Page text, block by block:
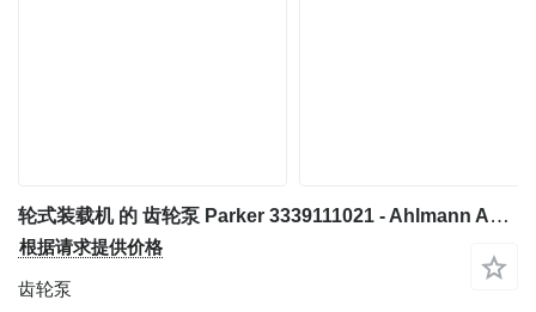
轮式装载机 的 齿轮泵 Parker 3339111021 - Ahlmann AZ 14 - Gearpump
根据请求提供价格
齿轮泵